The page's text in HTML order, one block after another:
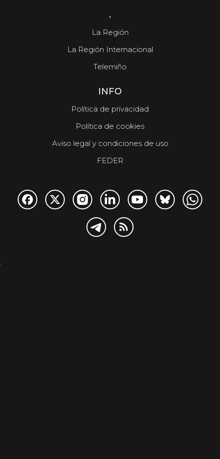
.
La Región
La Región Internacional
Telemiño
INFO
Política de privacidad
Política de cookies
Aviso legal y condiciones de uso
FEDER